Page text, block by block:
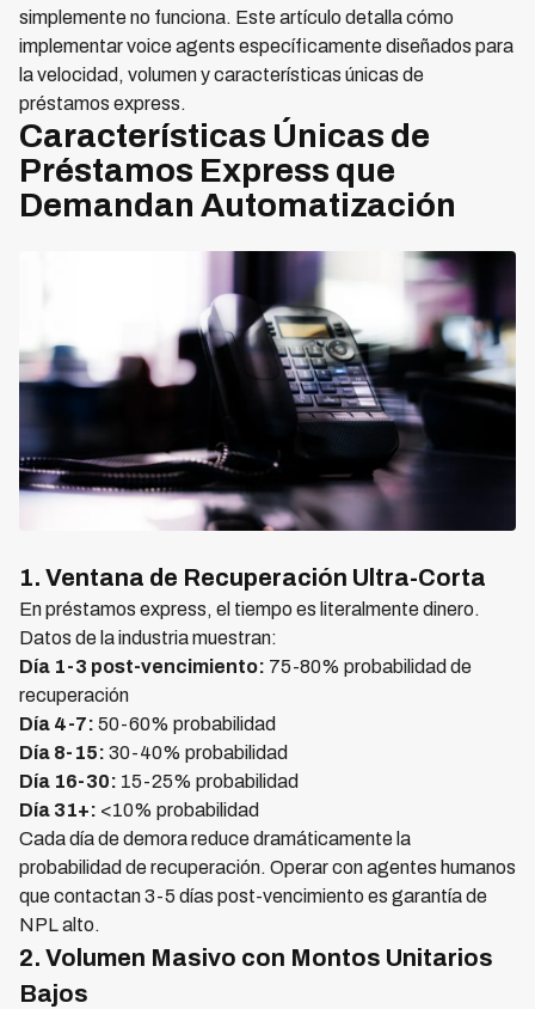
simplemente no funciona. Este artículo detalla cómo
implementar voice agents específicamente diseñados para
la velocidad, volumen y características únicas de
préstamos express.
Características Únicas de
Préstamos Express que
Demandan Automatización
1. Ventana de Recuperación Ultra-Corta
En préstamos express, el tiempo es literalmente dinero.
Datos de la industria muestran:
Día 1-3 post-vencimiento: 75-80% probabilidad de
recuperación
Día 4-7: 50-60% probabilidad
Día 8-15: 30-40% probabilidad
Día 16-30: 15-25% probabilidad
Día 31+: <10% probabilidad
Cada día de demora reduce dramáticamente la
probabilidad de recuperación. Operar con agentes humanos
que contactan 3-5 días post-vencimiento es garantía de
NPL alto.
2. Volumen Masivo con Montos Unitarios
Bajos